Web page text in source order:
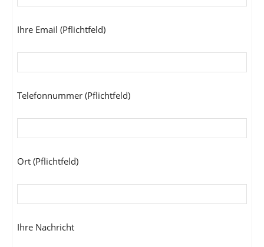
Ihre Email (Pflichtfeld)
Telefonnummer (Pflichtfeld)
Ort (Pflichtfeld)
Ihre Nachricht